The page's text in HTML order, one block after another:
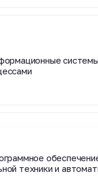
техники и